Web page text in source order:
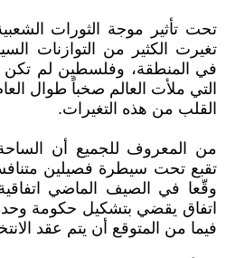
تحت تأثير موجة الثورات
تغيرت الكثير من التوازنات
في المنطقة، وفلسطين لم تكن
التي ملأت العالم صخباً طوال
القلب من هذه التغيرات.
من المعروف للجميع أن الساحة
تقبع تحت سيطرة فصيلين
وقّعا في الصيف الماضي
اتفاق يقضي بتشكيل حكومة
فيما من المتوقع أن يتم عقد